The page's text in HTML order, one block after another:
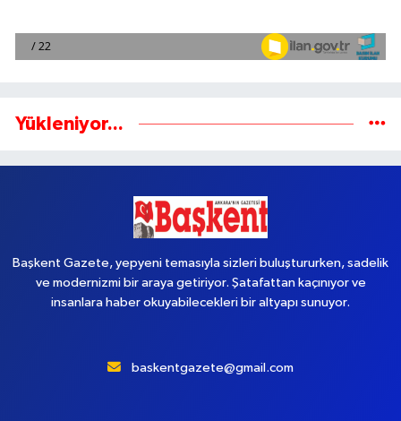
Yükleniyor...
Başkent Gazete, yepyeni temasıyla sizleri buluştururken, sadelik
ve modernizmi bir araya getiriyor. Şatafattan kaçınıyor ve
insanlara haber okuyabilecekleri bir altyapı sunuyor.
baskentgazete@gmail.com